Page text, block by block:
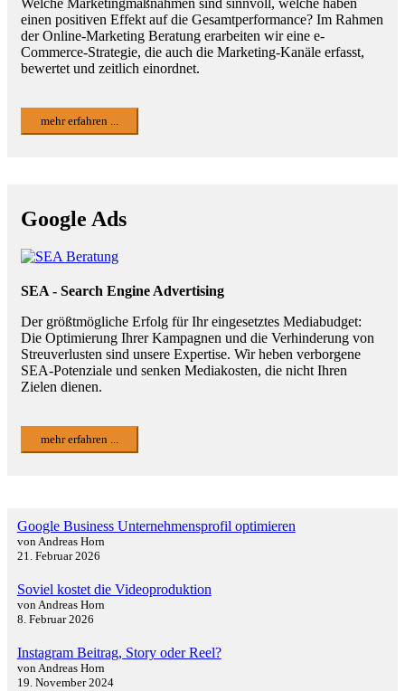
einen positiven Effekt auf die Gesamtperformance? Im Rahmen
der Online-Marketing Beratung erarbeiten wir eine e-
Commerce-Strategie, die auch die Marketing-Kanäle erfasst,
bewertet und zeitlich einordnet.
mehr erfahren ...
Google Ads
SEA - Search Engine Advertising
Der größtmögliche Erfolg für Ihr eingesetztes Mediabudget:
Die Optimierung Ihrer Kampagnen und die Verhinderung von
Streuverlusten sind unsere Expertise. Wir heben verborgene
SEA-Potenziale und senken Mediakosten, die nicht Ihren
Zielen dienen.
mehr erfahren ...
Google Business Unternehmensprofil optimieren
von Andreas Horn
21. Februar 2026
Soviel kostet die Videoproduktion
von Andreas Horn
8. Februar 2026
Instagram Beitrag, Story oder Reel?
von Andreas Horn
19. November 2024